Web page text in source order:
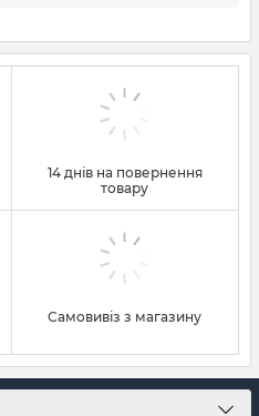
14 днів на повернення
товару
Самовивіз з магазину